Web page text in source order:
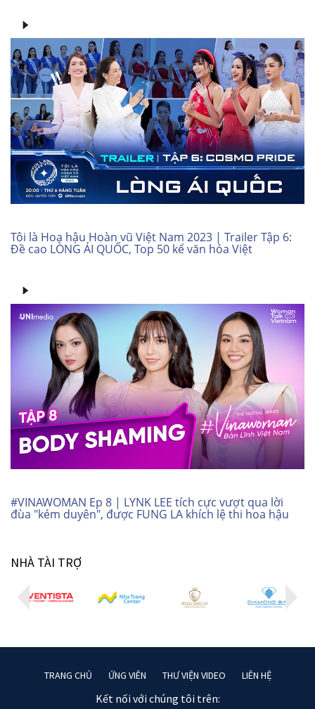
Tôi là Hoa hậu Hoàn vũ Việt Nam 2023 | Trailer Tập 6:
Đề cao LÒNG ÁI QUỐC, Top 50 kể văn hóa Việt
#VINAWOMAN Ep 8 | LYNK LEE tích cực vượt qua lời
đùa "kém duyên", được FUNG LA khích lệ thi hoa hậu
NHÀ TÀI TRỢ
TRANG CHỦ ỨNG VIÊN THƯ VIỆN VIDEO LIÊN HỆ
Kết nối với chúng tôi trên: